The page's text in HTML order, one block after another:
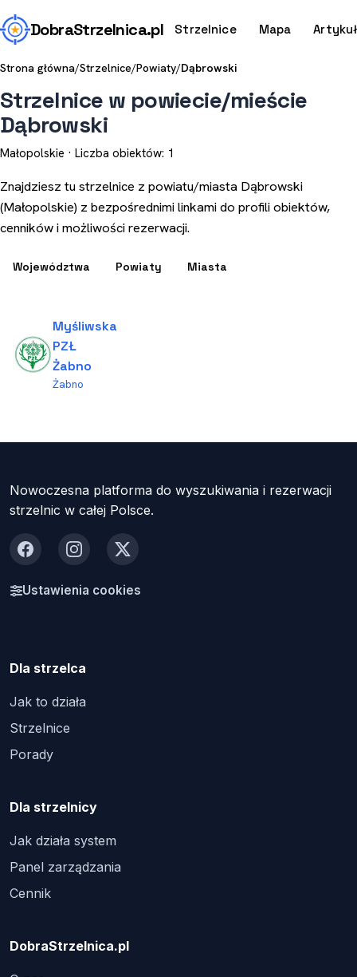
DobraStrzelnica.pl Strzelnice Mapa
Strona główna/Strzelnice/Powiaty/Dąbrowski
Strzelnice w powiecie/mieście
Dąbrowski
Małopolskie · Liczba obiektów: 1
Znajdziesz tu strzelnice z powiatu/miasta Dąbrowski
(Małopolskie) z bezpośrednimi linkami do profili obiektów,
cenników i możliwości rezerwacji.
Województwa Powiaty Miasta
Myśliwska
PZŁ
Żabno
Żabno
Nowoczesna platforma do wyszukiwania i rezerwacji
strzelnic w całej Polsce.
FacebookInstagram
X
Ustawienia cookies
Dla strzelca
Jak to działa
Strzelnice
Porady
Dla strzelnicy
Jak działa system
Panel zarządzania
Cennik
DobraStrzelnica.pl